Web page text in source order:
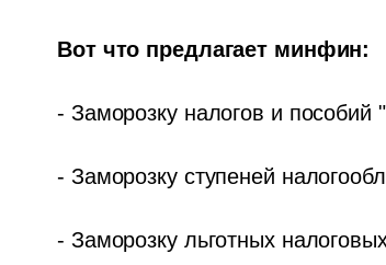
Вот что предлагает минфин:
- Заморозку налогов и пособий
- Заморозку ступеней
- Заморозку льготных